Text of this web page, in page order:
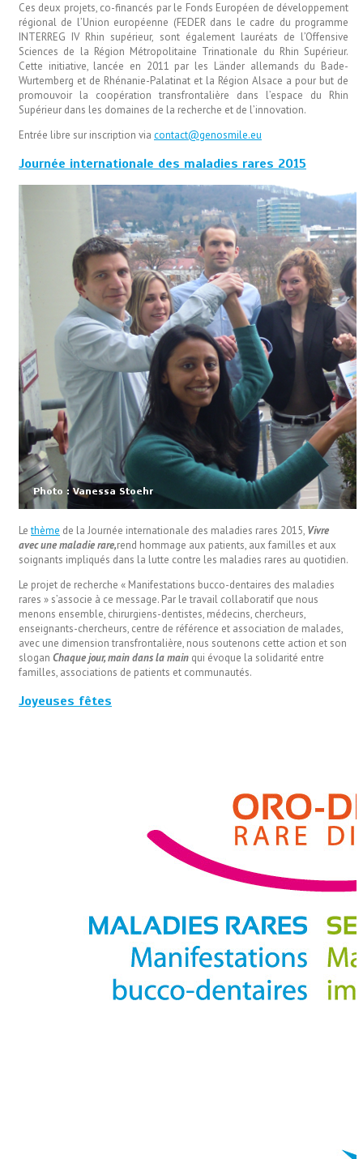
Ces deux projets, co-financés par le Fonds Européen de développement
régional de l’Union européenne (FEDER dans le cadre du programme
INTERREG IV Rhin supérieur, sont également lauréats de l’Offensive
Sciences de la Région Métropolitaine Trinationale du Rhin Supérieur.
Cette initiative, lancée en 2011 par les Länder allemands du Bade-
Wurtemberg et de Rhénanie-Palatinat et la Région Alsace a pour but de
promouvoir la coopération transfrontalière dans l’espace du Rhin
Supérieur dans les domaines de la recherche et de l’innovation.
Entrée libre sur inscription via contact@genosmile.eu
Journée internationale des maladies rares 2015
Lethème de la Journée internationale des maladies rares 2015, Vivre
avec une maladie rare,rend hommage aux patients, aux familles et aux
soignants impliqués dans la lutte contre les maladies rares au quotidien.
Le projet de recherche « Manifestations bucco-dentaires des maladies
rares » s’associe à ce message. Par le travail collaboratif que nous
menons ensemble, chirurgiens-dentistes, médecins, chercheurs,
enseignants-chercheurs, centre de référence et association de malades,
avec une dimension transfrontalière, nous soutenons cette action et son
slogan Chaque jour, main dans la main qui évoque la solidarité entre
familles, associations de patients et communautés.
Joyeuses fêtes